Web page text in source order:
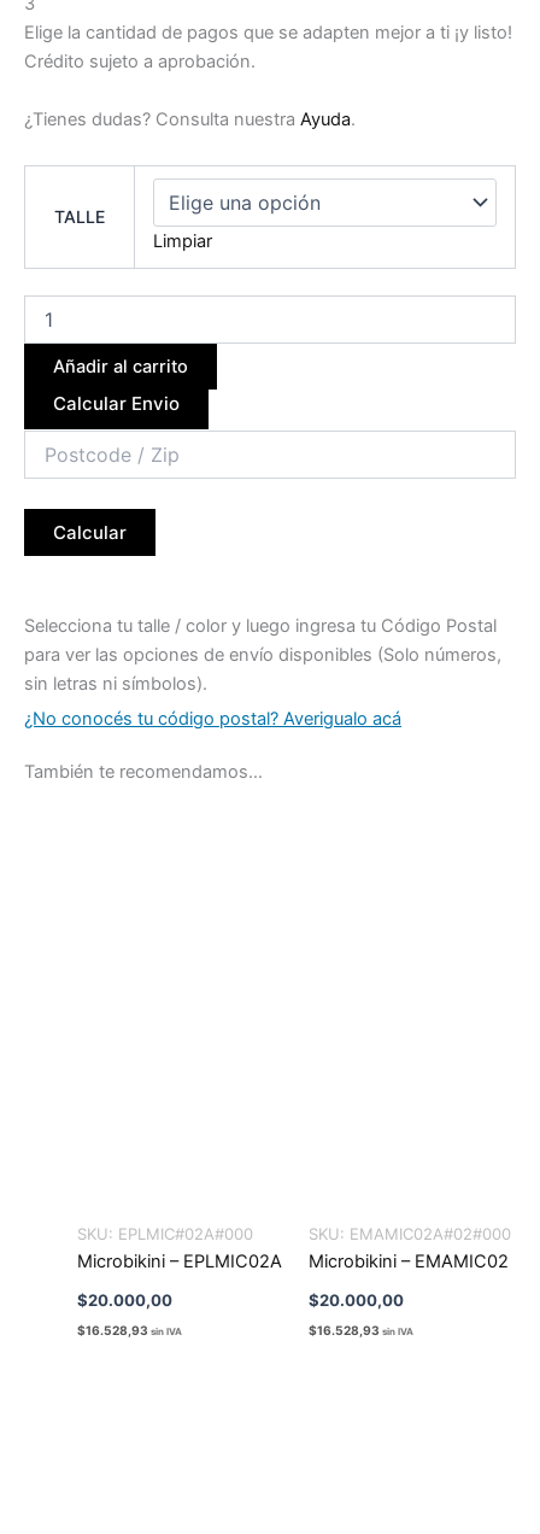
Elige la cantidad de pagos que se adapten mejor a ti ¡y listo!
Crédito sujeto a aprobación.
¿Tienes dudas? Consulta nuestra Ayuda.
TALLE
Limpiar
Añadir al carrito
Calcular Envio
Calcular
Selecciona tu talle / color y luego ingresa tu Código Postal
para ver las opciones de envío disponibles (Solo números,
sin letras ni símbolos).
¿No conocés tu código postal? Averigualo acá
También te recomendamos…
SKU: EPLMIC#02A#000
Microbikini – EPLMIC02A
$20.000,00
$16.528,93 sin IVA
SKU: EMAMIC02A#02#000
Microbikini – EMAMIC02
$20.000,00
$16.528,93 sin IVA